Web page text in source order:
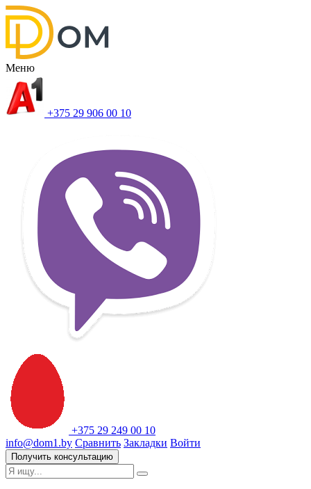
Меню
+375 29 906 00 10
+375 29 249 00 10
info@dom1.by Сравнить Закладки Войти
Получить консультацию